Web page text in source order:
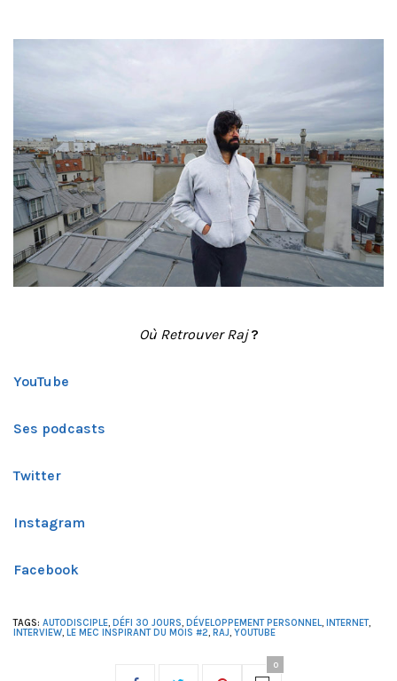
Où Retrouver Raj?
YouTube
Ses podcasts
Twitter
Instagram
Facebook
TAGS: AUTODISCIPLE, DÉFI 30 JOURS, DÉVELOPPEMENT PERSONNEL, INTERNET,
INTERVIEW, LE MEC INSPIRANT DU MOIS #2, RAJ, YOUTUBE
0